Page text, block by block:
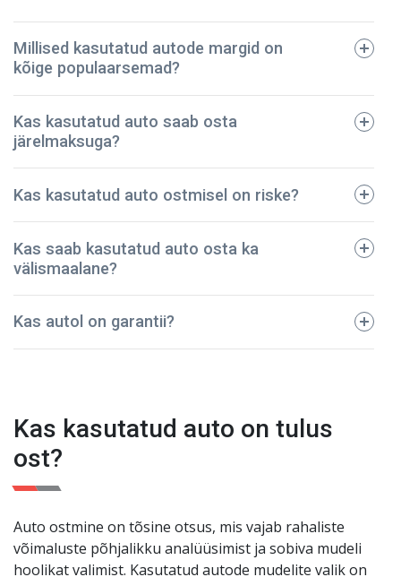
tehniline pass;
registreerimistalong;
kindlustuspoliis;
sõidukimaksu korrektset tasumist kinnitavad
dokumendid.
Millised kasutatud autode margid on
kõige populaarsemad?
BMW
Audi
Mazda
Volkswagen
Kas kasutatud auto saab osta
järelmaksuga?
Kas kasutatud auto ostmisel on riske?
Meie ettevõte on pidanud vastu – oleme müünud
korras. Seega võite olla kindel, et teie auto on
turvaline ja kestab kaua.
Kas saab kasutatud auto osta ka
välismaalane?
Kas autol on garantii?
esikohal!
Kas kasutatud auto on tulus
ost?
Auto ostmine on tõsine otsus, mis vajab rahaliste
võimaluste põhjalikku analüüsimist ja sobiva mudeli
hoolikat valimist. Kasutatud autode mudelite valik on